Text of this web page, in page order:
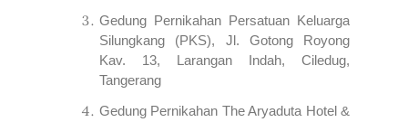
Gedung Pernikahan Persatuan Keluarga
Silungkang (PKS), Jl. Gotong Royong
Kav. 13, Larangan Indah, Ciledug,
Tangerang
Gedung Pernikahan The Aryaduta Hotel &